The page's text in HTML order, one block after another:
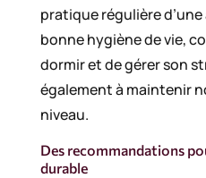
pratique régulière
bonne hygiène de vie,
dormir et de gérer son
également à maintenir
niveau.
Des recommandations
durable